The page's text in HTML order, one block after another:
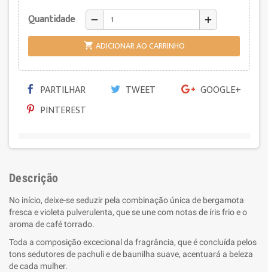
Quantidade
remove add
 ADICIONAR AO CARRINHO
PARTILHAR TWEET
GOOGLE+
PINTEREST
Descrição
No início, deixe-se seduzir pela combinação única de bergamota
fresca e violeta pulverulenta, que se une com notas de íris frio e o
aroma de café torrado.
Toda a composição excecional da fragrância, que é concluída pelos
tons sedutores de pachuli e de baunilha suave, acentuará a beleza
de cada mulher.